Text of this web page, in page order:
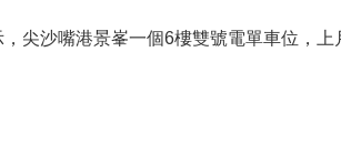
尖沙嘴港景峯一個6樓雙號電單車位，